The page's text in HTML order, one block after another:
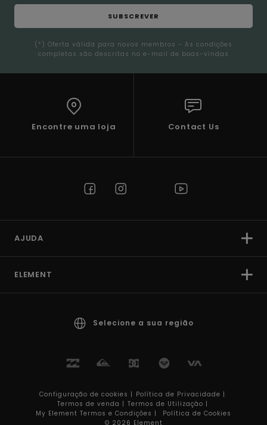
SUBSCREVER
(*) Oferta válida para novos membros - As condições
completas são descritas no e-mail de boas-vindas
Encontre uma loja Contact Us
AJUDA
ELEMENT
Selecione a sua região
Configuração de cookies | Política de Privacidade |
Termos de venda | Termos de Utilizaçâo |
My Element Termos e Condições |
Política de Cookies
© 2026 Element